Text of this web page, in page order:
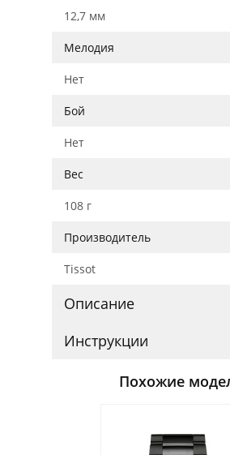
12,7 мм
Мелодия
Нет
Бой
Нет
Вес
108 г
Производитель
Tissot
Описание
Инструкции
Похожие